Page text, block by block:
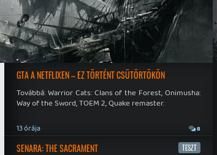
GTA A NETFLIXEN – EZ TÖRTÉNT CSÜTÖRTÖKÖN
Továbbá: Warrior Cats: Clans of the Forest, Onimusha:
Way of the Sword, TOEM 2, Quake remaster.
13 órája 8
SENARA: THE SACRAMENT TESZT